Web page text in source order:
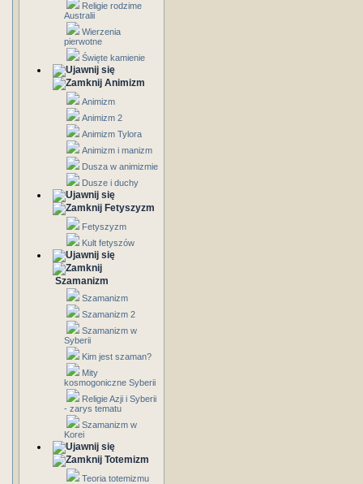
Religie rodzime
Australii
Wierzenia
pierwotne
Święte kamienie
Animizm
Animizm
Animizm 2
Animizm Tylora
Animizm i manizm
Dusza w animizmie
Dusze i duchy
Fetyszyzm
Fetyszyzm
Kult fetyszów
Szamanizm
Szamanizm
Szamanizm 2
Szamanizm w
Syberii
Kim jest szaman?
Mity
kosmogoniczne Syberii
Religie Azji i Syberii
- zarys tematu
Szamanizm w
Korei
Totemizm
Teoria totemizmu